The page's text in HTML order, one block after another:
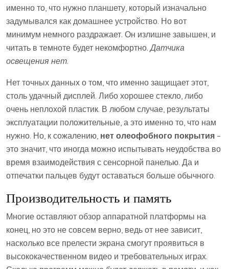
именно то, что нужно планшету, который изначально
задумывался как домашнее устройство. Но вот
минимум немного раздражает. Он излишне завышен, и
читать в темноте будет некомфортно.Датчика
освещения нет.
Нет точных данных о том, что именно защищает этот,
столь удачный дисплей. Либо хорошее стекло, либо
очень неплохой пластик. В любом случае, результаты
эксплуатации положительные, а это именно то, что нам
нужно. Но, к сожалению, нет олеофобного покрытия –
это значит, что иногда можно испытывать неудобства во
время взаимодействия с сенсорной панелью. Да и
отпечатки пальцев будут оставаться больше обычного.
Производительность и память
Многие оставляют обзор аппаратной платформы на
конец, но это не совсем верно, ведь от нее зависит,
насколько все прелести экрана смогут проявиться в
высококачественном видео и требовательных играх.